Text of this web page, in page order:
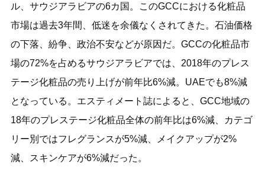
ル、サウジアラビアの6カ国。このGCCにおける化粧品
市場は過去3年間、低迷を余儀なくされてきた。石油価格
の下落、紛争、政治不安などが原因だ。GCCの化粧品市
場の72%を占めるサウジアラビアでは、2018年のプレス
テージ化粧品の売り上げが前年比6%減。UAEでも8%減
となっている。エスティメート誌によると、GCC地域の
18年のプレステージ化粧品全体の前年比は6%減、カテゴ
リー別ではフレグランスが5%減、メイクアップが2%
減、スキンケアが6%減だった。